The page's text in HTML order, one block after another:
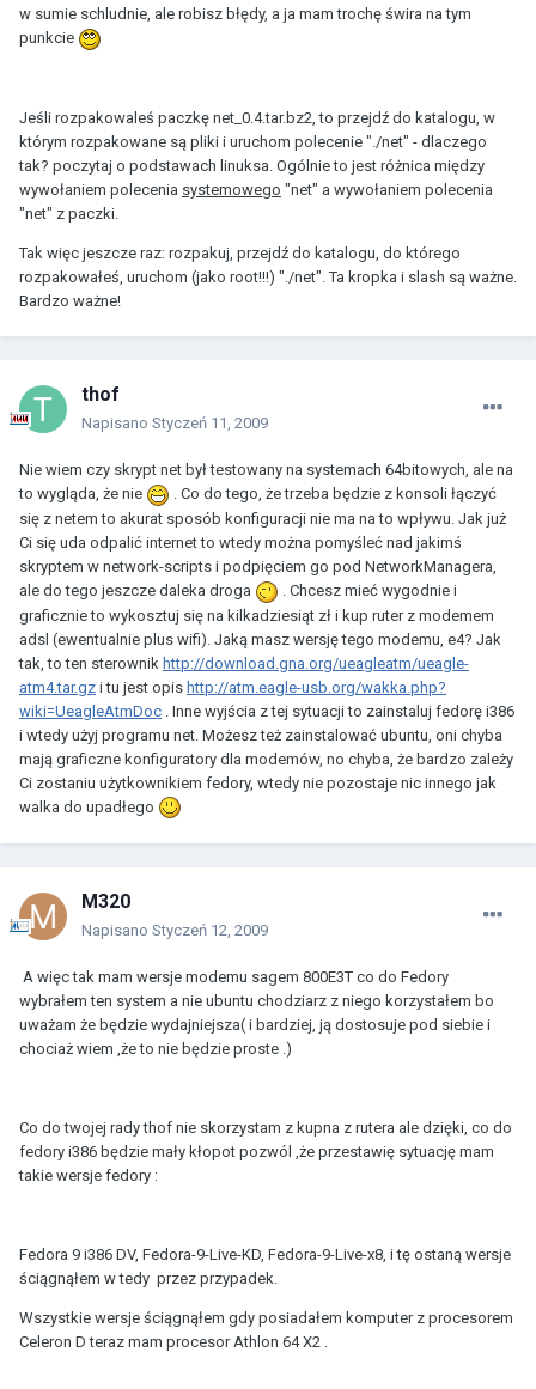
w sumie schludnie, ale robisz błędy, a ja mam trochę świra na tym
punkcie
Jeśli rozpakowaleś paczkę net_0.4.tar.bz2, to przejdź do katalogu, w
którym rozpakowane są pliki i uruchom polecenie "./net" - dlaczego
tak? poczytaj o podstawach linuksa. Ogólnie to jest różnica między
wywołaniem polecenia systemowego "net" a wywołaniem polecenia
"net" z paczki.
Tak więc jeszcze raz: rozpakuj, przejdź do katalogu, do którego
rozpakowałeś, uruchom (jako root!!!) "./net". Ta kropka i slash są ważne.
Bardzo ważne!
thof
Napisano Styczeń 11, 2009
Nie wiem czy skrypt net był testowany na systemach 64bitowych, ale na
to wygląda, że nie
. Co do tego, że trzeba będzie z konsoli łączyć
się z netem to akurat sposób konfiguracji nie ma na to wpływu. Jak już
Ci się uda odpalić internet to wtedy można pomyśleć nad jakimś
skryptem w network-scripts i podpięciem go pod NetworkManagera,
ale do tego jeszcze daleka droga
. Chcesz mieć wygodnie i
graficznie to wykosztuj się na kilkadziesiąt zł i kup ruter z modemem
adsl (ewentualnie plus wifi). Jaką masz wersję tego modemu, e4? Jak
tak, to ten sterownik http://download.gna.org/ueagleatm/ueagle-
atm4.tar.gz i tu jest opis http://atm.eagle-usb.org/wakka.php?
wiki=UeagleAtmDoc . Inne wyjścia z tej sytuacji to zainstaluj fedorę i386
i wtedy użyj programu net. Możesz też zainstalować ubuntu, oni chyba
mają graficzne konfiguratory dla modemów, no chyba, że bardzo zależy
Ci zostaniu użytkownikiem fedory, wtedy nie pozostaje nic innego jak
walka do upadłego
M320
Napisano Styczeń 12, 2009
A więc tak mam wersje modemu sagem 800E3T co do Fedory
wybrałem ten system a nie ubuntu chodziarz z niego korzystałem bo
uważam że będzie wydajniejsza( i bardziej, ją dostosuje pod siebie i
chociaż wiem ,że to nie będzie proste .)
Co do twojej rady thof nie skorzystam z kupna z rutera ale dzięki, co do
fedory i386 będzie mały kłopot pozwól ,że przestawię sytuację mam
takie wersje fedory :
Fedora 9 i386 DV, Fedora-9-Live-KD, Fedora-9-Live-x8, i tę ostaną wersje
ściągnąłem w tedy przez przypadek.
Wszystkie wersje ściągnąłem gdy posiadałem komputer z procesorem
Celeron D teraz mam procesor Athlon 64 X2 .